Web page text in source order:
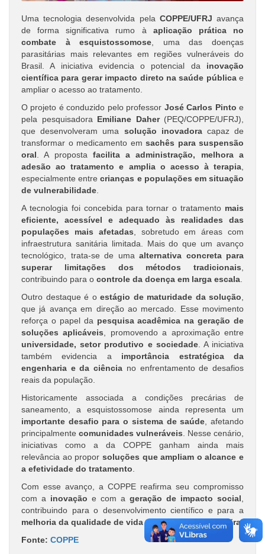
Uma tecnologia desenvolvida pela COPPE/UFRJ avança
de forma significativa rumo à aplicação prática no
combate à esquistossomose , uma das doenças
parasitárias mais relevantes em regiões vulneráveis do
Brasil. A iniciativa evidencia o potencial da inovação
científica para gerar impacto direto na saúde públicae
ampliar o acesso ao tratamento.
O projeto é conduzido pelo professor José Carlos Pinto e
pela pesquisadora Emiliane Daher(PEQ/COPPE/UFRJ),
que desenvolveram uma solução inovadoracapaz de
transformar o medicamento em sachês para suspensão
oral . A proposta facilita a administração, melhora a
adesão ao tratamento e amplia o acesso à terapia
especialmente entrecrianças e populações em situação
de vulnerabilidade
A tecnologia foi concebida para tornar o tratamento mais
eficiente, acessível e adequado às realidades das
populações mais afetadas , sobretudo em áreas com
infraestrutura sanitária limitada. Mais do que um avanço
tecnológico, trata-se de uma alternativa concreta para
superar limitações dos métodos tradicionais
contribuindo para o controle da doença em larga escala
Outro destaque é o estágio de maturidade da solução
que já avança em direção ao mercado. Esse movimento
reforça o papel da pesquisa acadêmica na geração de
soluções aplicáveis , promovendo a aproximação entre
universidade, setor produtivo e sociedade. A iniciativa
também evidencia a importância estratégica da
engenharia e da ciência no enfrentamento de desafios
reais da população.
Historicamente associada a condições precárias de
saneamento, a esquistossomose ainda representa um
importante desafio para o sistema de saúde , afetando
principalmente comunidades vulneráveis . Nesse cenário,
iniciativas como a da COPPE ganham ainda mais
relevância ao propor soluções que ampliam o alcance e
a efetividade do tratamento
Com esse avanço, a COPPE reafirma seu compromisso
com a inovação e com a geração de impacto social
contribuindo para o desenvolvimento científico e para a
melhoria da qualidade de vida da população brasileira.
Fonte: COPPE